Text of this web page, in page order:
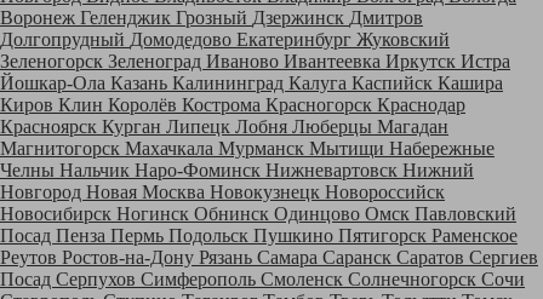
Воронеж Геленджик Грозный Дзержинск Дмитров
Долгопрудный Домодедово Екатеринбург Жуковский
Зеленогорск Зеленоград Иваново Ивантеевка Иркутск Истра
Йошкар-Ола Казань Калининград Калуга Каспийск Кашира
Киров Клин Королёв Кострома Красногорск Краснодар
Красноярск Курган Липецк Лобня Люберцы Магадан
Магнитогорск Махачкала Мурманск Мытищи Набережные
Челны Нальчик Наро-Фоминск Нижневартовск Нижний
Новгород Новая Москва Новокузнецк Новороссийск
Новосибирск Ногинск Обнинск Одинцово Омск Павловский
Посад Пенза Пермь Подольск Пушкино Пятигорск Раменское
Реутов Ростов-на-Дону Рязань Самара Саранск Саратов Сергиев
Посад Серпухов Симферополь Смоленск Солнечногорск Сочи